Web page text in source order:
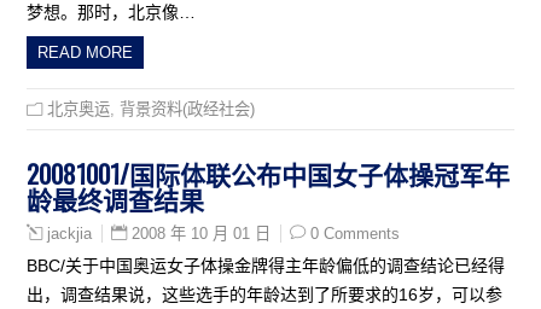
梦想。那时，北京像…
READ MORE
北京奥运 背景资料(政经社会)
20081001/国际体联公布中国女子体操冠军年
龄最终调查结果
jackjia 2008 年 10 月 01 日 0 Comments
BBC/关于中国奥运女子体操金牌得主年龄偏低的调查结论已经得
出，调查结果说，这些选手的年龄达到了所要求的16岁，可以参